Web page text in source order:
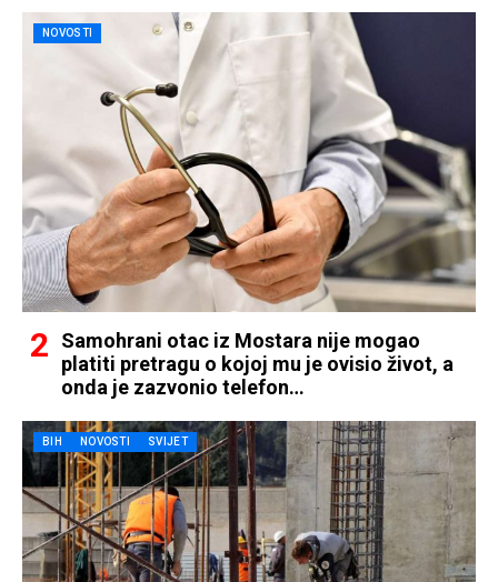
NOVOSTI
Samohrani otac iz Mostara nije mogao
platiti pretragu o kojoj mu je ovisio život, a
onda je zazvonio telefon…
BIH NOVOSTI SVIJET